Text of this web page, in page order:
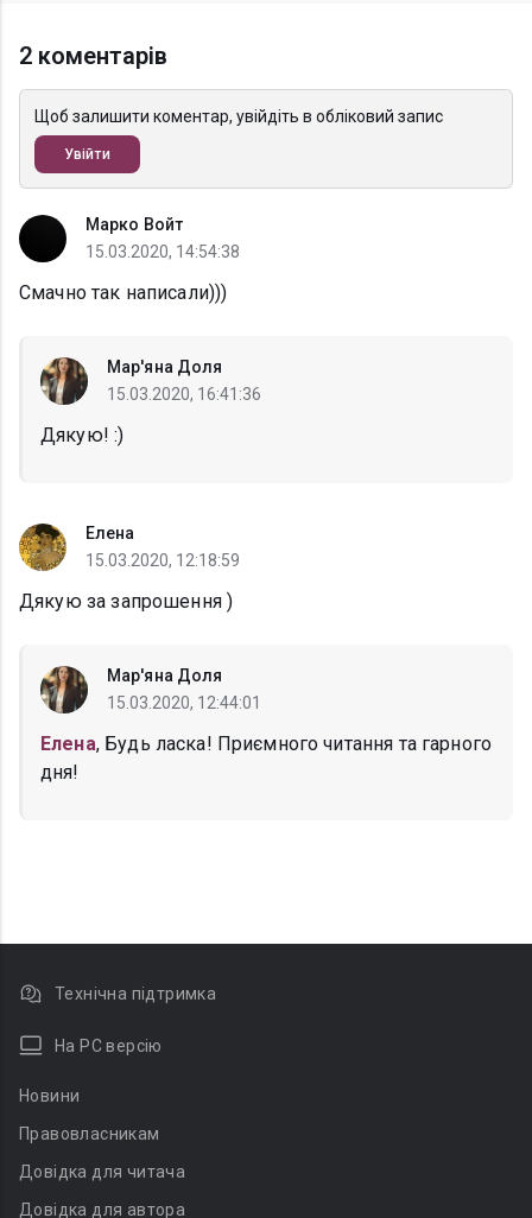
2 коментарів
Щоб залишити коментар, увійдіть в обліковий запис
Увійти
Марко Войт
15.03.2020, 14:54:38
Смачно так написали)))
Мар'яна Доля
15.03.2020, 16:41:36
Дякую! :)
Елена
15.03.2020, 12:18:59
Дякую за запрошення )
Мар'яна Доля
15.03.2020, 12:44:01
Елена, Будь ласка! Приємного читання та гарного
дня!
Технічна підтримка
На PC версію
Новини
Правовласникам
Довідка для читача
Довідка для автора